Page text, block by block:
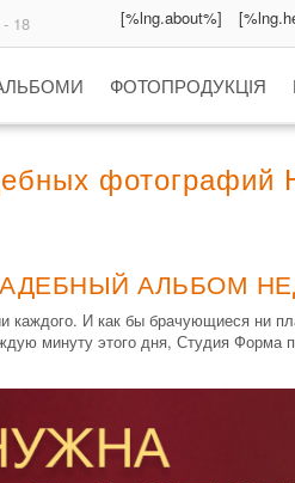
18 [%lng.about%]
ФОТОПРОДУКЦІЯ
фотографий
АЛЬБОМ
И как бы брачующиеся ни
минуту этого дня, Студия Форма